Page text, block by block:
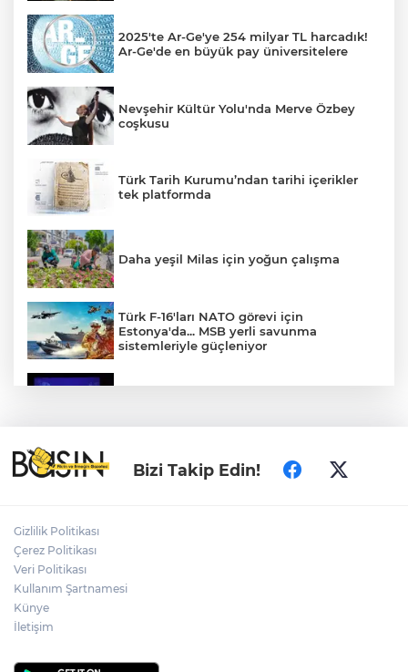
2025'te Ar-Ge'ye 254 milyar TL harcadık!
Ar-Ge'de en büyük pay üniversitelere
Nevşehir Kültür Yolu'nda Merve Özbey
coşkusu
Türk Tarih Kurumu’ndan tarihi içerikler
tek platformda
Daha yeşil Milas için yoğun çalışma
Türk F-16'ları NATO görevi için
Estonya'da... MSB yerli savunma
sistemleriyle güçleniyor
TÜBİTAK'tan lisansüstü araştırmacılara
performans bursu çağrısı
Bizi Takip Edin!
Gizlilik Politikası
Çerez Politikası
Veri Politikası
Kullanım Şartnamesi
Künye
İletişim